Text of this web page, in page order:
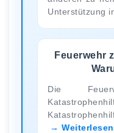
Unterstützung
Feuerwehr
Die
Weiterlesen